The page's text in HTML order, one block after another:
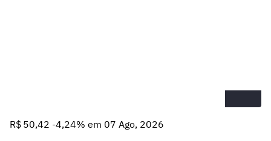
R$ 50,42 -4,24% em 07 Ago, 2026